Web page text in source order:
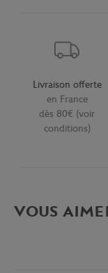
Livraison offerte
en France
dès 80€ (voir
conditions)
VOUS